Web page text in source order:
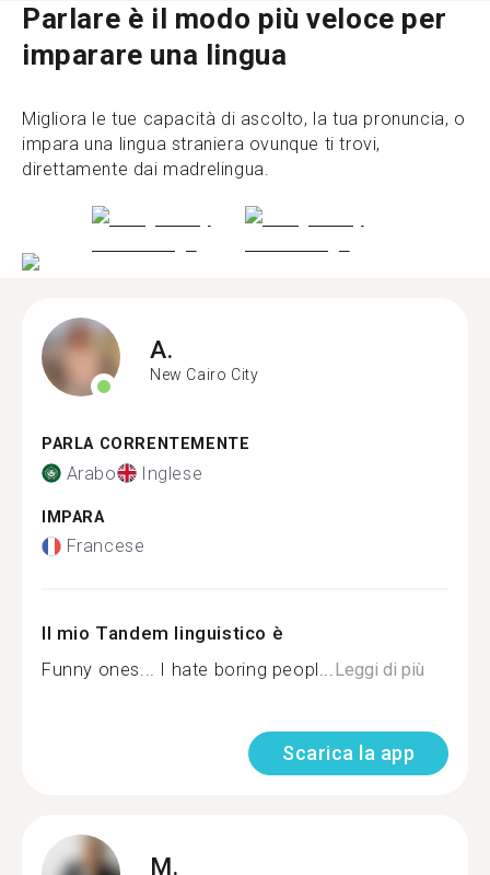
Parlare è il modo più veloce per
imparare una lingua
Migliora le tue capacità di ascolto, la tua pronuncia, o
impara una lingua straniera ovunque ti trovi,
direttamente dai madrelingua.
A.
New Cairo City
PARLA CORRENTEMENTE
Arabo Inglese
IMPARA
Francese
Il mio Tandem linguistico è
Funny ones... I hate boring peopl...Leggi di più
Scarica la app
M.